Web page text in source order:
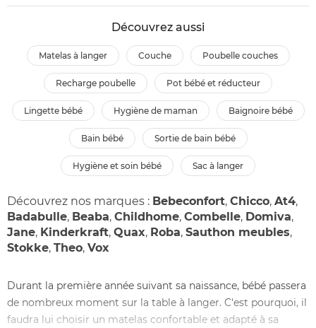
Découvrez aussi
matelas à langer couche poubelle couches
recharge poubelle pot bébé et réducteur
lingette bébé hygiène de maman baignoire bébé
bain bébé sortie de bain bébé
hygiène et soin bébé sac à langer
Découvrez nos marques : Bebeconfort, Chicco, At4,
Badabulle, Beaba, Childhome, Combelle, Domiva,
Jane, Kinderkraft, Quax, Roba, Sauthon meubles,
Stokke, Theo, Vox
Durant la première année suivant sa naissance, bébé passera
de nombreux moment sur la table à langer. C'est pourquoi, il
faudra lui choisir un matelas confortable et adapté à sa